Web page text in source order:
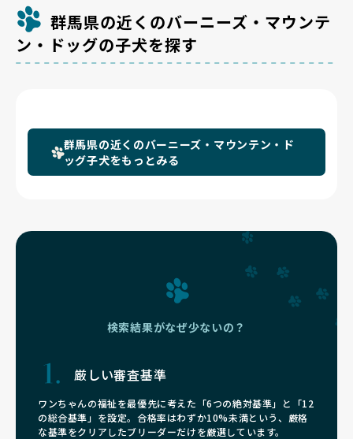
群馬県の近くのバーニーズ・マウンテ
ン・ドッグの子犬を探す
群馬県の近くのバーニーズ・マウンテン・ド
ッグ子犬をもっとみる
検索結果がなぜ少ないの？
厳しい審査基準
ワンちゃんの福祉を最優先に考えた「6つの絶対基準」と「12
の総合基準」を設定。合格率はわずか10%未満という、厳格
な基準をクリアしたブリーダーだけを厳選しています。